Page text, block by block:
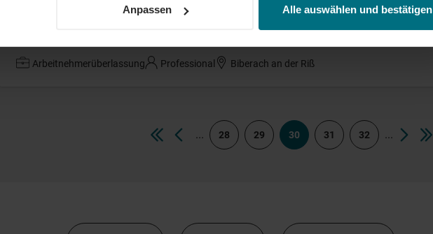
Anpassen Alle auswählen und bestätigen
Arbeitnehmerüberlassung Professional Biberach an der Riß
... 28 29 30 31 32 ...